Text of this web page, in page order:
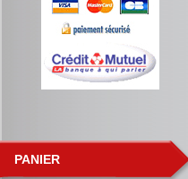
PANIER